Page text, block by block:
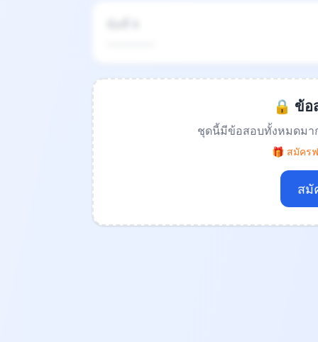
🔒 ข้อ
ชุดนี้มีข้อสอบทั้งหมดมา
🎁 สมัคร
สมั